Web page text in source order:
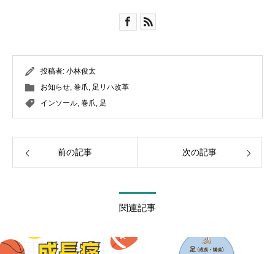
投稿者: 小林俊太
お知らせ, 巻爪, 足リハ改革
インソール, 巻爪, 足
前の記事 次の記事
関連記事